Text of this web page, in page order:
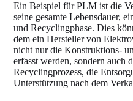
Ein Beispiel für PLM ist die
seine gesamte Lebensdauer,
und Recyclingphase. Dies
dem ein Hersteller von
nicht nur die Konstruktions-
erfasst werden, sondern auch
Recyclingprozess, die
Unterstützung nach dem